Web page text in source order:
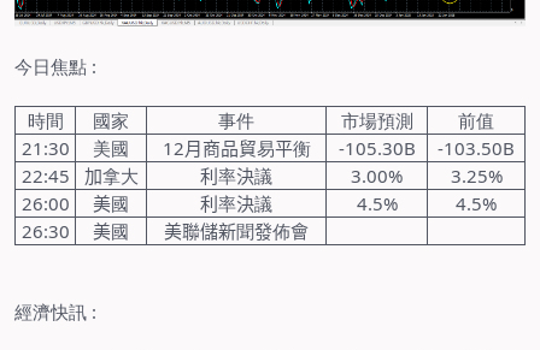
今日焦點 :
時間 國家 事件 市場預測
前值
21:30
美國 12月商品貿易平衡 -105.30B
-103.50B
22:45
加拿大 利率決議 3.00%
3.25%
26:00
美國 利率決議 4.5%
4.5%
26:30
美國 美聯儲新聞發佈會
經濟快訊 :